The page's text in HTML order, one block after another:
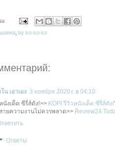
шапка by ko-ko-ko
น เอาเอง 3 ноября 2020 г. в 04:10
นังเด็ด ซีรี่ส์ดัง!>> KOPI รีวิวหนังเด็ด ซีรี่ส์ดัง!
ายความงานไม่ควรพลาด>>
Ответы